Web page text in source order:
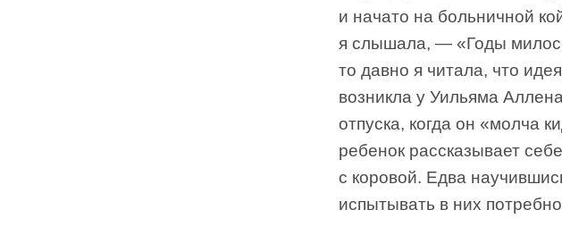
и начато на больничной
я слышала, — «Годы
то давно я читала, что
возникла у Уильяма
отпуска, когда он «молча
ребенок рассказывает
с коровой. Едва
испытывать в них